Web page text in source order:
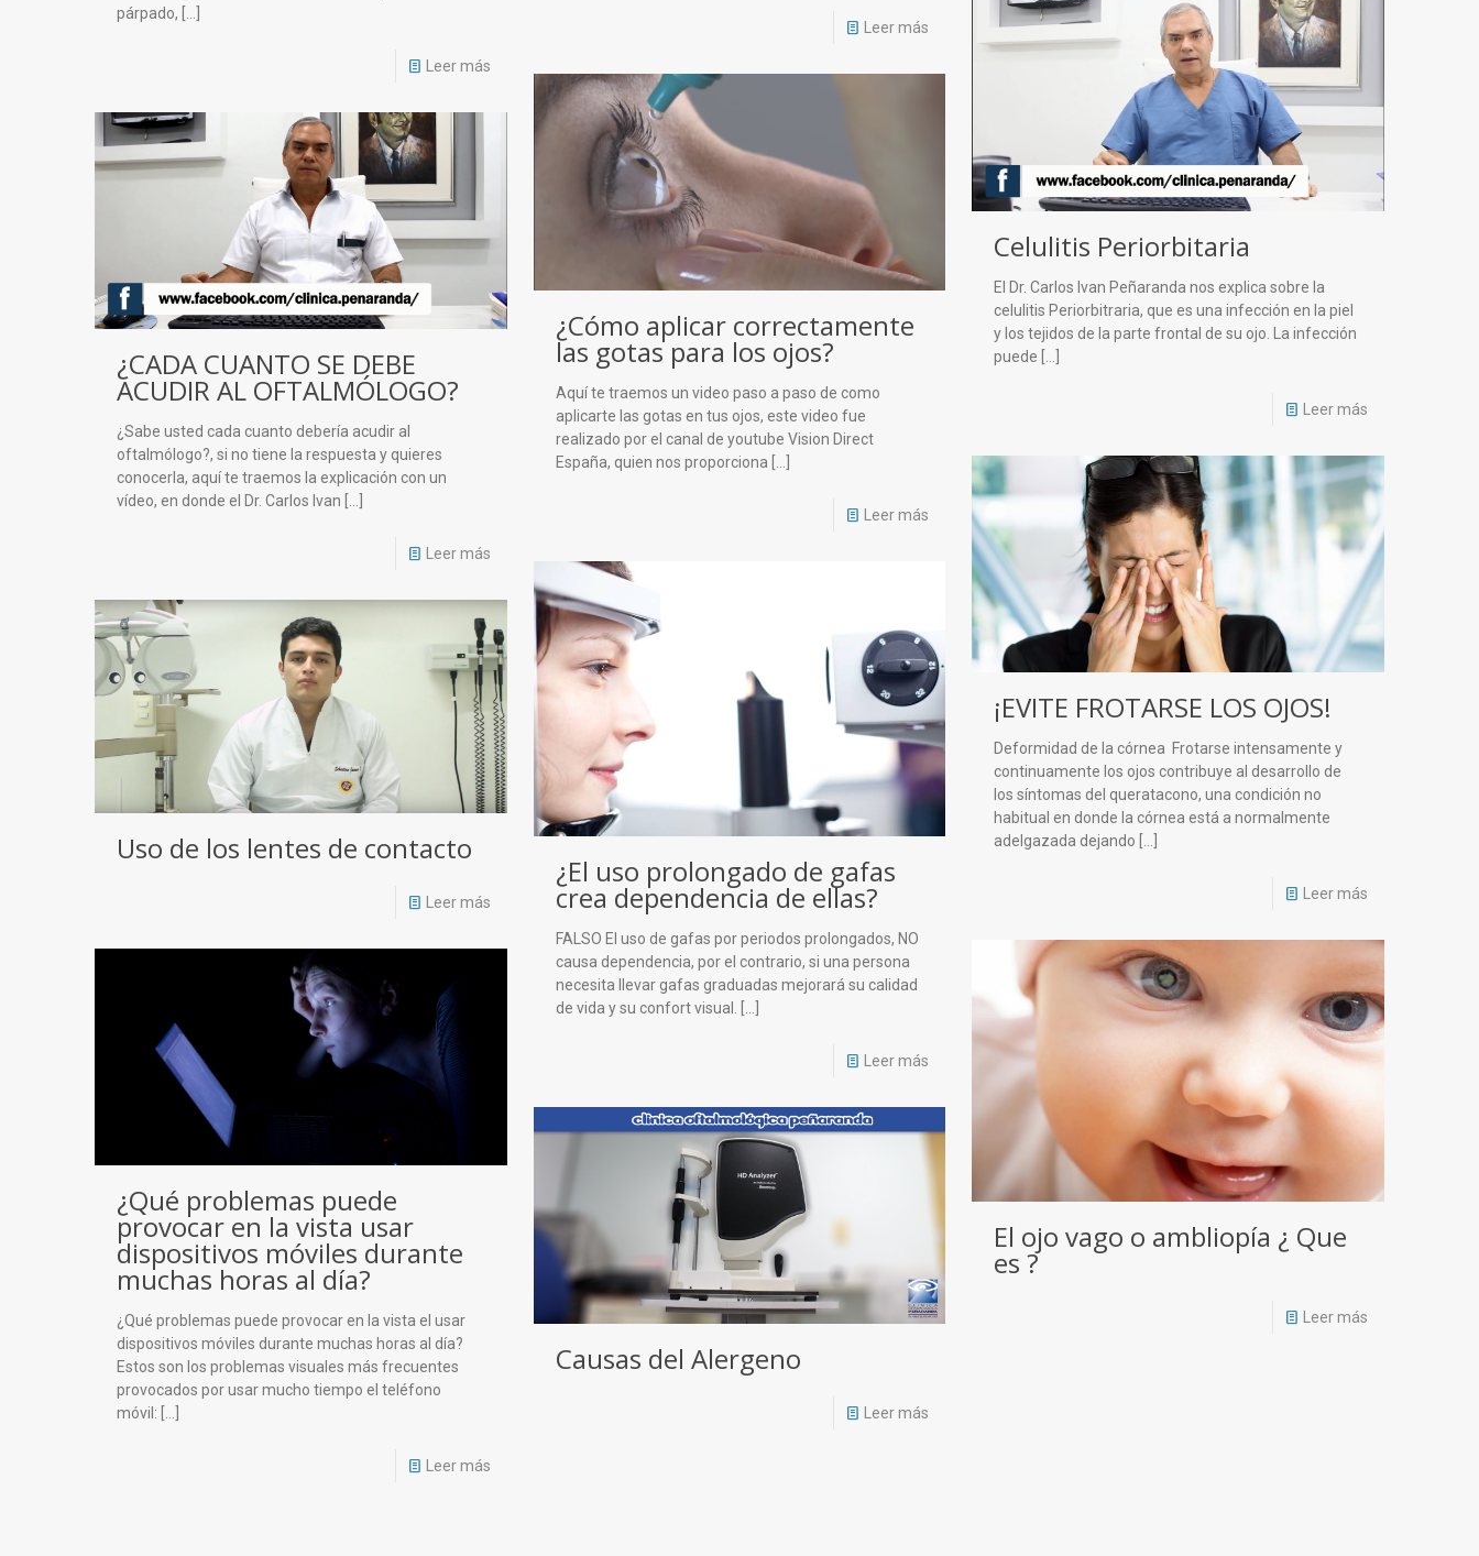
Leer más
párpado,
Leer más
Celulitis Periorbitaria
El Dr. Carlos Ivan Peñaranda nos explica sobre la
celulitis Periorbitraria, que es una infección en la piel
y los tejidos de la parte frontal de su ojo. La infección
puede
Leer más
¿Cómo aplicar correctamente
las gotas para los ojos?
Aquí te traemos un video paso a paso de como
aplicarte las gotas en tus ojos, este video fue
realizado por el canal de youtube Vision Direct
España, quien nos proporciona
Leer más
¿CADA CUANTO SE DEBE
ACUDIR AL OFTALMÓLOGO?
¿Sabe usted cada cuanto debería acudir al
oftalmólogo?, si no tiene la respuesta y quieres
conocerla, aquí te traemos la explicación con un
vídeo, en donde el Dr. Carlos Ivan
Leer más
¡EVITE FROTARSE LOS OJOS!
Deformidad de la córnea Frotarse intensamente y
continuamente los ojos contribuye al desarrollo de
los síntomas del queratacono, una condición no
habitual en donde la córnea está a normalmente
adelgazada dejando […]
Leer más
¿El uso prolongado de gafas
crea dependencia de ellas?
FALSO El uso de gafas por periodos prolongados, NO
causa dependencia, por el contrario, si una persona
necesita llevar gafas graduadas mejorará su calidad
de vida y su confort visual. […]
Leer más
Uso de los lentes de contacto
Leer más
El ojo vago o ambliopía ¿ Que
es ?
Leer más
¿Qué problemas puede
provocar en la vista usar
dispositivos móviles durante
muchas horas al día?
¿Qué problemas puede provocar en la vista el usar
dispositivos móviles durante muchas horas al día?
Estos son los problemas visuales más frecuentes
provocados por usar mucho tiempo el teléfono
móvil: […]
Leer más
Causas del Alergeno
Leer más